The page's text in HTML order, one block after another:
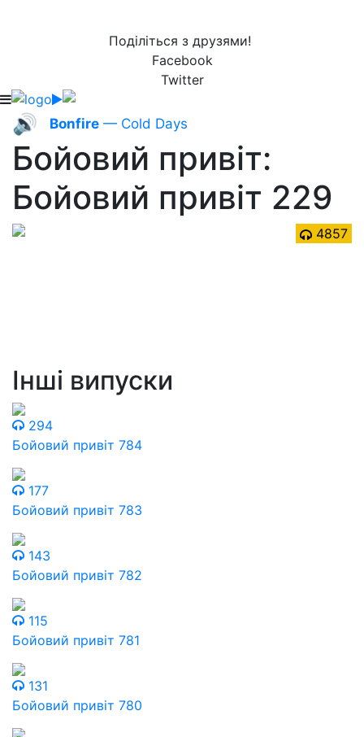
Поділіться з друзями!
Facebook
Twitter
🔊 Bonfire — Cold Days
Бойовий привіт:
Бойовий привіт 229
4857
Інші випуски
294
Бойовий привіт 784
177
Бойовий привіт 783
143
Бойовий привіт 782
115
Бойовий привіт 781
131
Бойовий привіт 780